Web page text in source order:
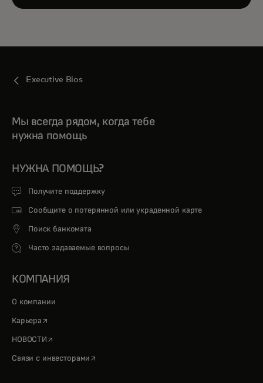
Executive Bios
Мы всегда рядом, когда тебе
нужна помощь
НУЖНА ПОМОЩЬ?
Получите поддержку
Сообщите о потерянной или украденной карте
Поиск банкомата
Часто задаваемые вопросы
КОМПАНИЯ
О компании
Карьера opens in a new tab
НОВОСТИ opens in a new tab
Связи с инвесторами opens in a new tab